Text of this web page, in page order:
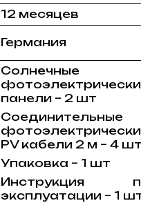
12 месяцев
Германия
Солнечные
панели – 2 шт
Соединительные
PV кабели 2 м – 4
Упаковка – 1 шт
Инструкция
эксплуатации – 1